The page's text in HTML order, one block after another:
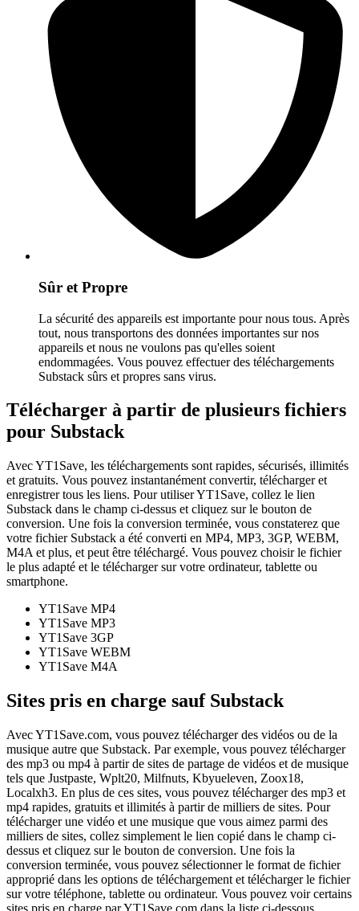
Sûr et Propre
La sécurité des appareils est importante pour nous tous. Après
tout, nous transportons des données importantes sur nos
appareils et nous ne voulons pas qu'elles soient
endommagées. Vous pouvez effectuer des téléchargements
Substack sûrs et propres sans virus.
Télécharger à partir de plusieurs fichiers
pour Substack
Avec YT1Save, les téléchargements sont rapides, sécurisés, illimités
et gratuits. Vous pouvez instantanément convertir, télécharger et
enregistrer tous les liens. Pour utiliser YT1Save, collez le lien
Substack dans le champ ci-dessus et cliquez sur le bouton de
conversion. Une fois la conversion terminée, vous constaterez que
votre fichier Substack a été converti en MP4, MP3, 3GP, WEBM,
M4A et plus, et peut être téléchargé. Vous pouvez choisir le fichier
le plus adapté et le télécharger sur votre ordinateur, tablette ou
smartphone.
YT1Save MP4
YT1Save MP3
YT1Save 3GP
YT1Save WEBM
YT1Save M4A
Sites pris en charge sauf Substack
Avec YT1Save.com, vous pouvez télécharger des vidéos ou de la
musique autre que Substack. Par exemple, vous pouvez télécharger
des mp3 ou mp4 à partir de sites de partage de vidéos et de musique
tels que Justpaste, Wplt20, Milfnuts, Kbyueleven, Zoox18,
Localxh3. En plus de ces sites, vous pouvez télécharger des mp3 et
mp4 rapides, gratuits et illimités à partir de milliers de sites. Pour
télécharger une vidéo et une musique que vous aimez parmi des
milliers de sites, collez simplement le lien copié dans le champ ci-
dessus et cliquez sur le bouton de conversion. Une fois la
conversion terminée, vous pouvez sélectionner le format de fichier
approprié dans les options de téléchargement et télécharger le fichier
sur votre téléphone, tablette ou ordinateur. Vous pouvez voir certains